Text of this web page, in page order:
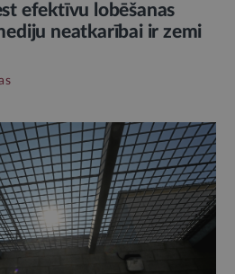
efektīvu lobēšanas
neatkarībai ir zemi